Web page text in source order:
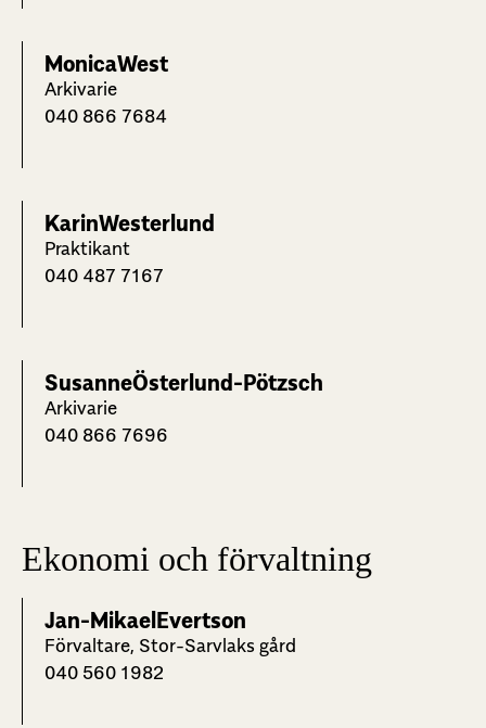
MonicaWest
Arkivarie
040 866 7684
KarinWesterlund
Praktikant
040 487 7167
SusanneÖsterlund-Pötzsch
Arkivarie
040 866 7696
Ekonomi och förvaltning
Jan-Mikael Evertson
Förvaltare, Stor-Sarvlaks gård
040 560 1982